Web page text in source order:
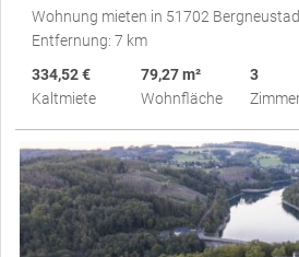
Wohnung mieten in 51702
Entfernung: 7 km
334,52 €
Kaltmiete
79,27 m²
Wohnfläche
3